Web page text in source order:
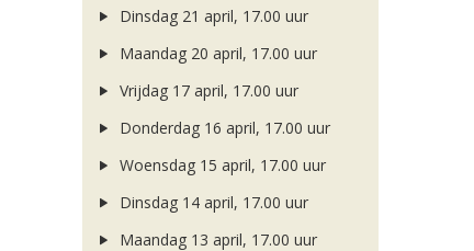
Dinsdag 21 april, 17.00 uur
Maandag 20 april, 17.00 uur
Vrijdag 17 april, 17.00 uur
Donderdag 16 april, 17.00 uur
Woensdag 15 april, 17.00 uur
Dinsdag 14 april, 17.00 uur
Maandag 13 april, 17.00 uur